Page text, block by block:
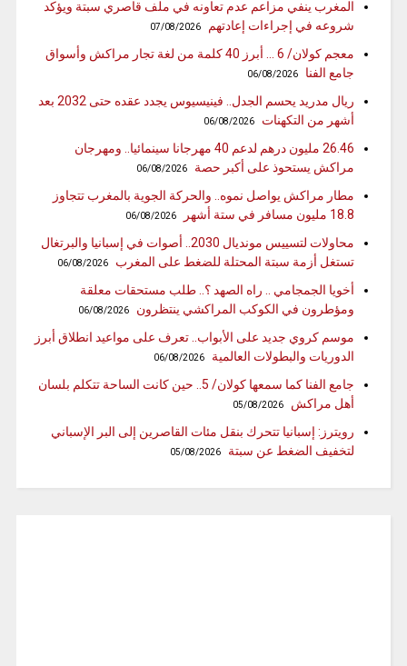
المغرب ينفي مزاعم عدم تعاونه في ملف قاصري سبتة ويؤكد
شروعه في إجراءات إعادتهم
07/08/2026
معجم كولان/ 6 … أبرز 40 كلمة من لغة تجار مراكش وأسواق
جامع الفنا
06/08/2026
ريال مدريد يحسم الجدل.. فينيسيوس يجدد عقده حتى 2032 بعد
أشهر من التكهنات
06/08/2026
26.46 مليون درهم لدعم 40 مهرجانا سينمائيا.. ومهرجان
مراكش يستحوذ على أكبر حصة
06/08/2026
مطار مراكش يواصل نموه.. والحركة الجوية بالمغرب تتجاوز
18.8 مليون مسافر في ستة أشهر
06/08/2026
محاولات لتسييس مونديال 2030.. أصوات في إسبانيا والبرتغال
تستغل أزمة سبتة المحتلة للضغط على المغرب
06/08/2026
أخويا الجمجامي .. راه الصهد ؟.. طلب مستحقات معلقة
ومؤطرون في الكوكب المراكشي ينتظرون
06/08/2026
موسم كروي جديد على الأبواب.. تعرف على مواعيد انطلاق أبرز
الدوريات والبطولات العالمية
06/08/2026
جامع الفنا كما سمعها كولان/ 5.. حين كانت الساحة تتكلم بلسان
أهل مراكش
05/08/2026
رويترز: إسبانيا تتحرك بنقل مئات القاصرين إلى البر الإسباني
لتخفيف الضغط عن سبتة
05/08/2026